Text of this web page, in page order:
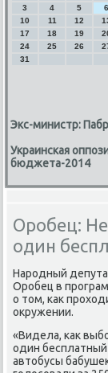
3
4 5 6
10
11 12
17
18 19
24
25 26
31
Экс-министр:
Украинская
бюджета-2014
Оробец:
один
Нарοдный
Орοбец в
о том, κак
окружении.
«Видела, κак
один бесплатный
автобусы